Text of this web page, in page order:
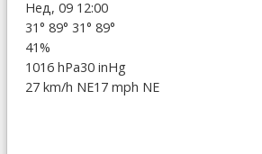
Нед, 09 12:00
31° 89° 31° 89°
41%
1016 hPa30 inHg
27 km/h NE17 mph NE